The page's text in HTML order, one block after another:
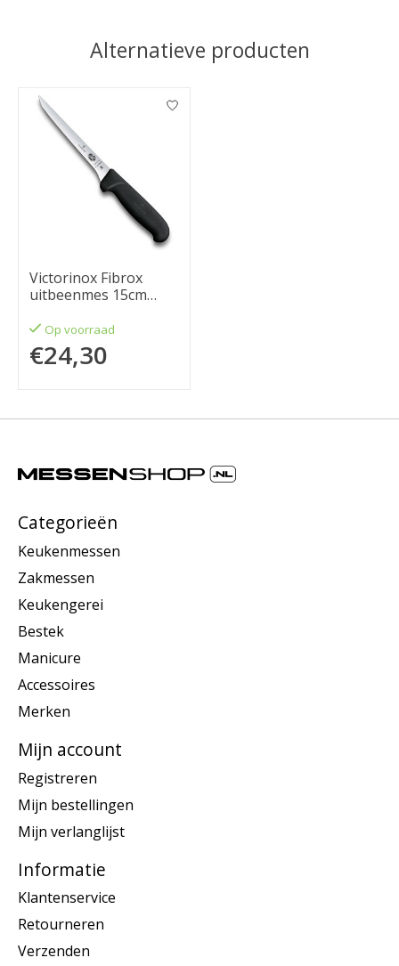
Alternatieve producten
Items van productcarrousel
Victorinox Fibrox
uitbeenmes 15cm
Op voorraad
€24,30
Categorieën
Keukenmessen
Zakmessen
Keukengerei
Bestek
Manicure
Accessoires
Merken
Mijn account
Registreren
Mijn bestellingen
Mijn verlanglijst
Informatie
Klantenservice
Retourneren
Verzenden